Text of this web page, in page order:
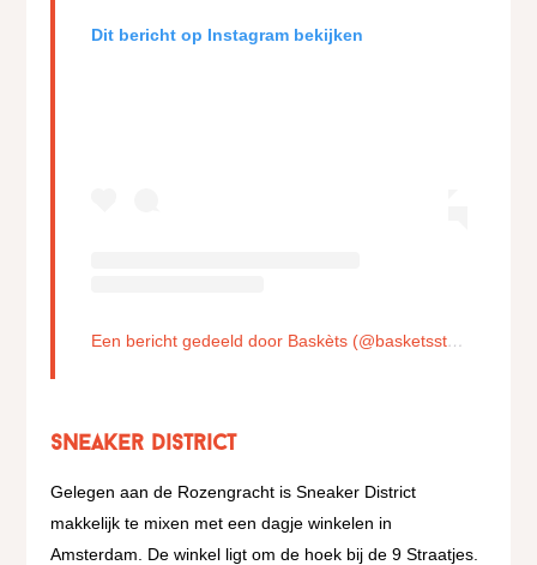
Dit bericht op Instagram bekijken
Een bericht gedeeld door Baskèts (@basketsstores.new)
Sneaker District
Gelegen aan de Rozengracht is Sneaker District
makkelijk te mixen met een dagje winkelen in
Amsterdam. De winkel ligt om de hoek bij de 9 Straatjes.